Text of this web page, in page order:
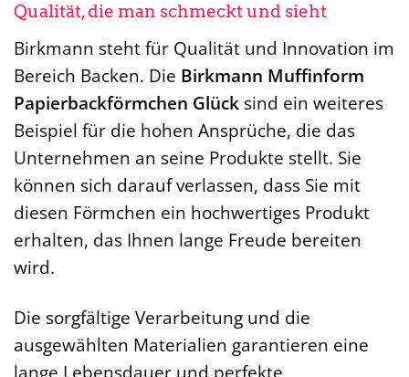
Qualität, die man schmeckt und sieht
Birkmann steht für Qualität und Innovation im
Bereich Backen. Die Birkmann Muffinform
Papierbackförmchen Glück sind ein weiteres
Beispiel für die hohen Ansprüche, die das
Unternehmen an seine Produkte stellt. Sie
können sich darauf verlassen, dass Sie mit
diesen Förmchen ein hochwertiges Produkt
erhalten, das Ihnen lange Freude bereiten
wird.
Die sorgfältige Verarbeitung und die
ausgewählten Materialien garantieren eine
lange Lebensdauer und perfekte